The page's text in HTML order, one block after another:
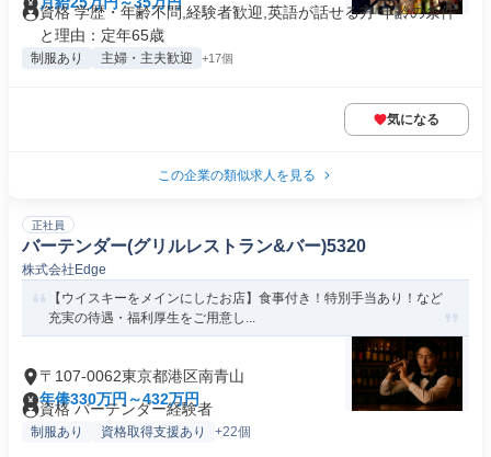
資格 学歴・年齢不問,経験者歓迎,英語が話せる方 年齢の条件
と理由：定年65歳
制服あり 主婦・主夫歓迎 +17個
気になる
この企業の類似求人を見る
正社員
バーテンダー(グリルレストラン&バー)5320
株式会社Edge
【ウイスキーをメインにしたお店】食事付き！特別手当あり！など
充実の待遇・福利厚生をご用意し...
〒107-0062東京都港区南青山
年俸330万円～432万円
資格 バーテンダー経験者
制服あり 資格取得支援あり +22個